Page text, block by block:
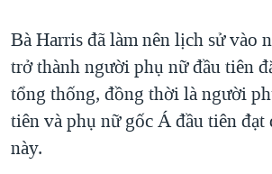
Bà Harris đã làm nên lịch sử vào
trở thành người phụ nữ đầu tiên
tổng thống, đồng thời là người
tiên và phụ nữ gốc Á đầu tiên đạt
này.